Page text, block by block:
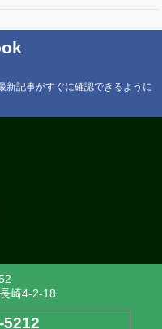
新記事がすぐに確認できるように
崎4-2-18
5212